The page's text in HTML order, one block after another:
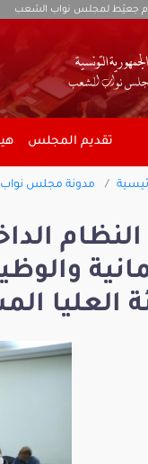
جعيّط لمجلس نواب الشعب
تقديم المجلس
مدونة مجلس
العليا